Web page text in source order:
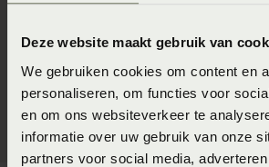
Deze website maakt gebruik van
We gebruiken cookies om content en
personaliseren, om functies voor
en om ons websiteverkeer te
informatie over uw gebruik van onze
partners voor social media,
melatonine aan maakt. Zorg er ook
uitzet. Fel licht verstoort de aanmaak
waardoor je onrustig slaapt.